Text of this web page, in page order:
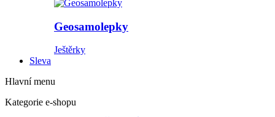
Geosamolepky
Ještěrky
Sleva
Hlavní menu
Kategorie e-shopu